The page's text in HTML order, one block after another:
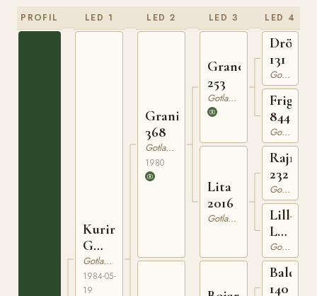
PROFIL LED 1
Kurir
G
396Gotlandsruss
1984-05-
19
LED 2
Granit
368
Gotlandsruss
1980
LED 3
Grane
253
Gotlandsruss
Lita
2016
Gotlandsruss
LED 4
Dröm
131
Gotlandsruss
Frigga
844
Gotlandsruss
Rajman
232
Gotlandsruss
Lill-
Lotta
664
Gotlandsruss
Balder
140